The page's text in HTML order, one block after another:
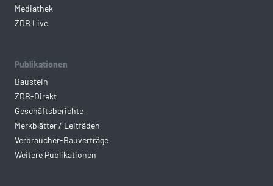
Mediathek
ZDB Live
Publikationen
Baustein
ZDB-Direkt
Geschäftsberichte
Merkblätter / Leitfäden
Verbraucher-Bauverträge
Weitere Publikationen